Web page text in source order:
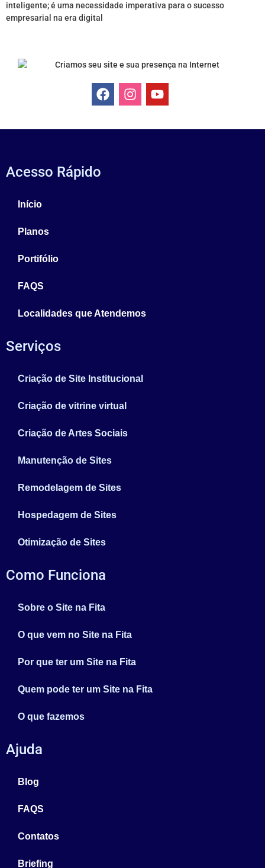
inteligente; é uma necessidade imperativa para o sucesso
empresarial na era digital
Acesso Rápido
Início
Planos
Portifólio
FAQS
Localidades que Atendemos
Serviços
Criação de Site Institucional
Criação de vitrine virtual
Criação de Artes Sociais
Manutenção de Sites
Remodelagem de Sites
Hospedagem de Sites
Otimização de Sites
Como Funciona
Sobre o Site na Fita
O que vem no Site na Fita
Por que ter um Site na Fita
Quem pode ter um Site na Fita
O que fazemos
Ajuda
Blog
FAQS
Contatos
Briefing